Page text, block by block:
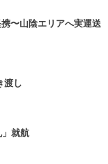
〜山陰エリアへ実運送
渡し
就航